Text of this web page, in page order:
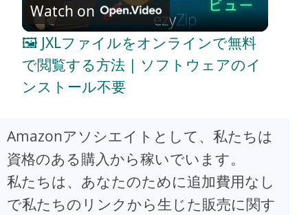
l
a
V
i
Watch on
🖼️ JXLファイルをオンラインで無料
で閲覧する方法 | ソフトウェアのイ
ンストール不要
Amazonアソシエイトとして、私たちは
資格のある購入から稼いでいます。
私たちは、あなたのために追加費用なし
で私たちのリンクから生じた販売に関す